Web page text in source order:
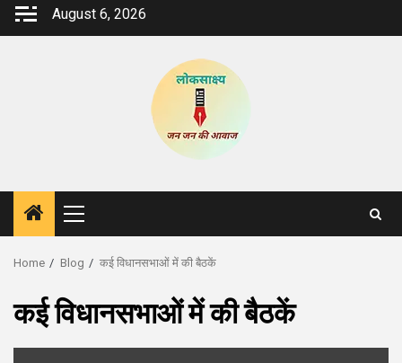
Skip
August 6, 2026
Primary
Menu
Home Blog कई विधानसभाओं में की बैठकें
कई विधानसभाओं में की बैठकें